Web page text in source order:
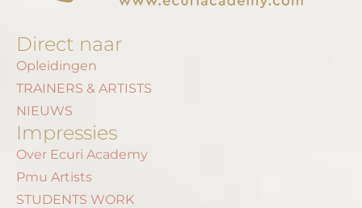
Direct naar
Opleidingen
TRAINERS & ARTISTS
NIEUWS
Impressies
Over Ecuri Academy
Pmu Artists
STUDENTS WORK